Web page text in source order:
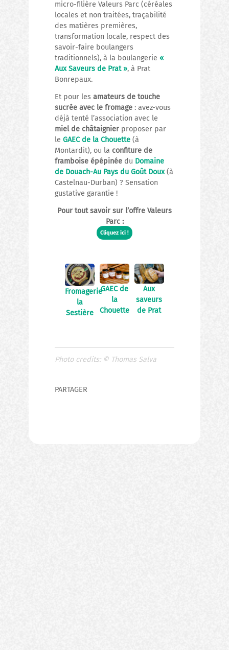
micro-filière Valeurs Parc (céréales
locales et non traitées, traçabilité
des matières premières,
transformation locale, respect des
savoir-faire boulangers
traditionnels), à la boulangerie«
Aux Saveurs de Prat », à Prat
Bonrepaux.
Et pour lesamateurs de touche
sucrée avec le fromage : avez-vous
déjà tenté l’association avec le
miel de châtaignier proposer par
leGAEC de la Chouette (à
Montardit), ou laconfiture de
framboise épépinée du Domaine
de Douach-Au Pays du Goût Doux(à
Castelnau-Durban) ? Sensation
gustative garantie !
Pour tout savoir sur l’offre Valeurs
Parc :
Cliquez ici !
Fromagerie
la
Sestière
GAEC de
la
Chouette
Aux
saveurs
de Prat
Photo credits: © Thomas Salva
PARTAGER